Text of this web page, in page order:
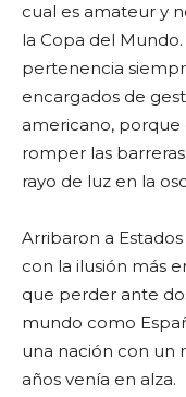
cual es amateur y
la Copa del
pertenencia
encargados de
americano,
romper las
rayo de luz en la
Arribaron a
con la ilusión más
que perder ante
mundo como
una nación con un
años venía en alza.